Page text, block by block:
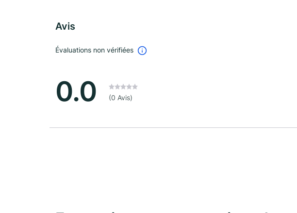
Avis
Évaluations non vérifiées
0.0 (0 Avis)